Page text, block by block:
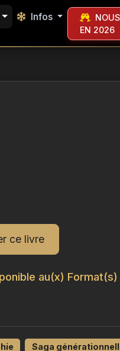
Infos
EN 2026
ce livre
au(x) Format(s)
Saga